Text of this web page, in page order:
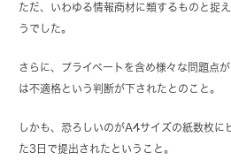
ただ、いわゆる情報商材に類するものと捉
うでした。
さらに、プライベートを含め様々な問題点
は不適格という判断が下されたとのこと。
しかも、恐ろしいのがA4サイズの紙数枚に
た3日で提出されたということ。